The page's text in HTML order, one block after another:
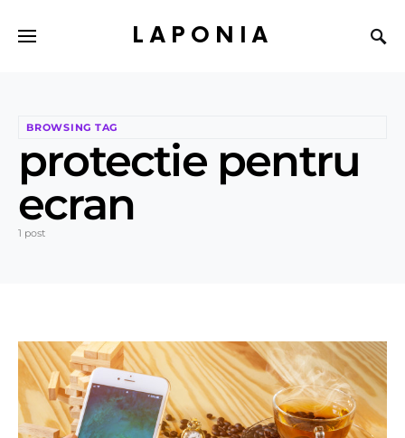
LAPONIA
BROWSING TAG
protectie pentru
ecran
1 post